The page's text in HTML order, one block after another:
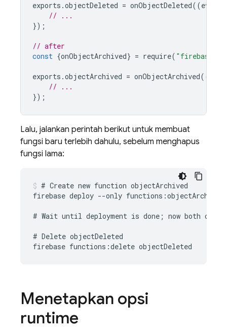
exports .objectDeleted = onObjectDeleted((event
// ...
});
// after
const {onObjectArchived} = require( "firebase-
exports .objectArchived = onObjectArchived((
// ...
});
Lalu, jalankan perintah berikut untuk membuat
fungsi baru terlebih dahulu, sebelum menghapus
fungsi lama:
# Create new function objectArchived
firebase deploy --only functions:objectArchived
# Wait until deployment is done; now both
# Delete objectDeleted
Menetapkan opsi
runtime